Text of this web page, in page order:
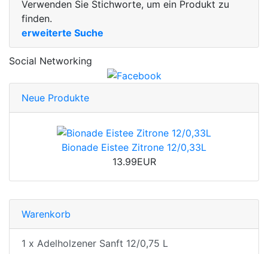
Verwenden Sie Stichworte, um ein Produkt zu
finden.
erweiterte Suche
Social Networking
Neue Produkte
Bionade Eistee Zitrone 12/0,33L
13.99EUR
Warenkorb
1 x Adelholzener Sanft 12/0,75 L